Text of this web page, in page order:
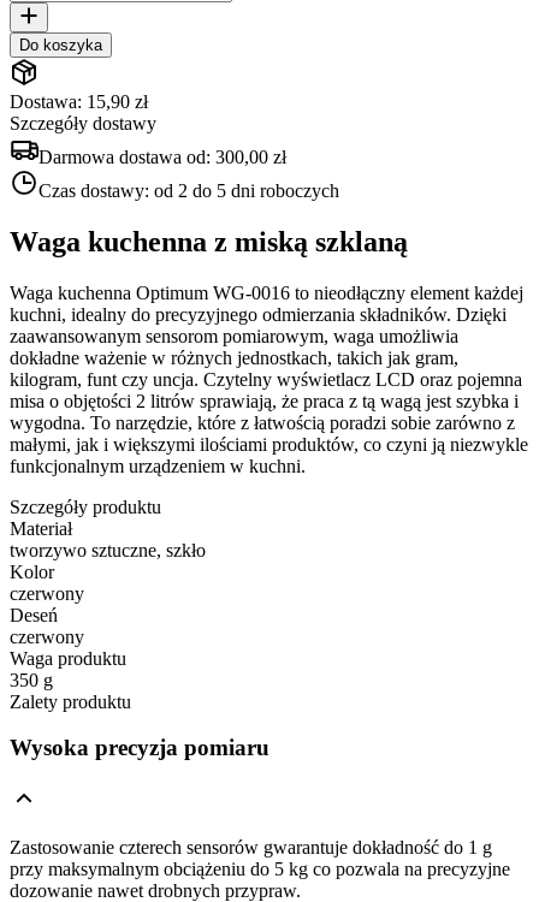
Do koszyka
Dostawa: 15,90 zł
Szczegóły dostawy
Darmowa dostawa od: 300,00 zł
Czas dostawy: od 2 do 5 dni roboczych
Waga kuchenna z miską szklaną
Waga kuchenna Optimum WG-0016 to nieodłączny element każdej
kuchni, idealny do precyzyjnego odmierzania składników. Dzięki
zaawansowanym sensorom pomiarowym, waga umożliwia
dokładne ważenie w różnych jednostkach, takich jak gram,
kilogram, funt czy uncja. Czytelny wyświetlacz LCD oraz pojemna
misa o objętości 2 litrów sprawiają, że praca z tą wagą jest szybka i
wygodna. To narzędzie, które z łatwością poradzi sobie zarówno z
małymi, jak i większymi ilościami produktów, co czyni ją niezwykle
funkcjonalnym urządzeniem w kuchni.
Szczegóły produktu
Materiał
tworzywo sztuczne, szkło
Kolor
czerwony
Deseń
czerwony
Waga produktu
350 g
Zalety produktu
Wysoka precyzja pomiaru
Zastosowanie czterech sensorów gwarantuje dokładność do 1 g
przy maksymalnym obciążeniu do 5 kg co pozwala na precyzyjne
dozowanie nawet drobnych przypraw.